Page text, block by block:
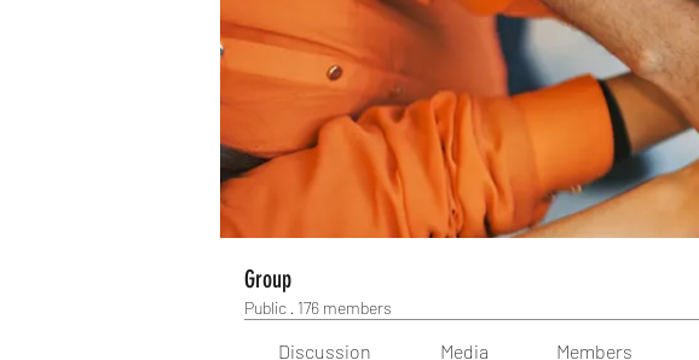
Group
Public · 176 members
Discussion Media Members